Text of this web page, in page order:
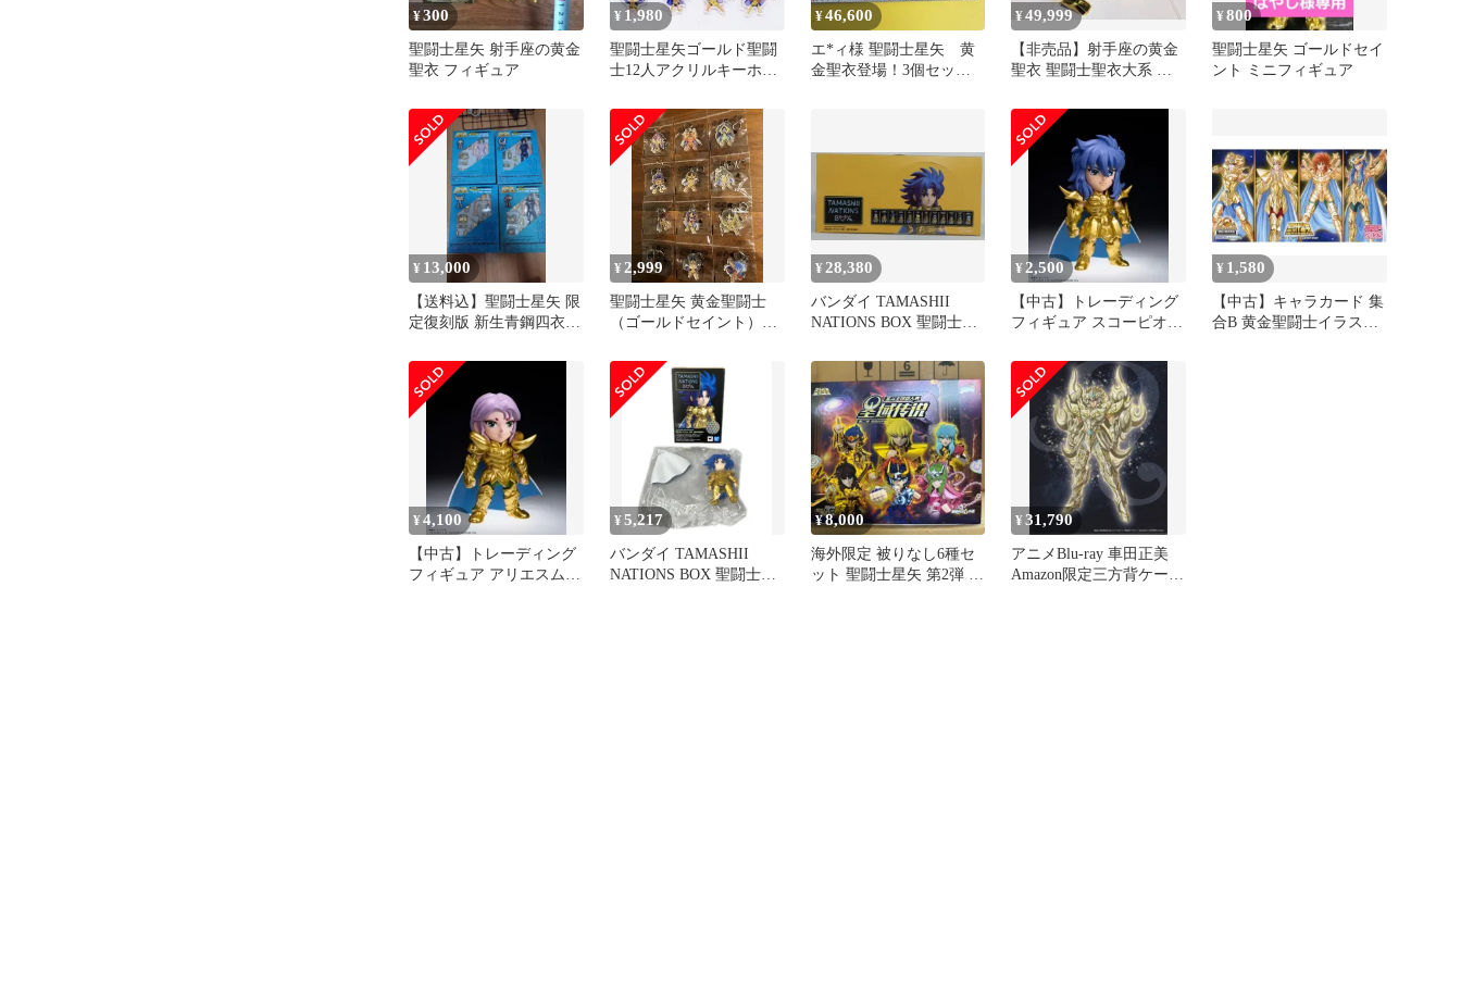
¥300
聖闘士星矢 射手座の黄金
聖衣 フィギュア
¥ 1,980
聖闘士星矢ゴールド聖闘
士12人アクリルキーホル
¥46,600
エ*ィ様 聖闘士星矢 黄
金聖衣登場！3個セッ
¥49,999
【非売品】射手座の黄金
聖衣 聖闘士聖衣大系 抽
矢
¥800
聖闘士星矢 ゴールドセイ
ント ミニフィギュア
¥ 13,000
【送料込】聖闘士星矢 限
定復刻版 新生青鋼四衣 4
¥2,999
聖闘士星矢 黄金聖闘士
（ゴールドセイント）ア
種セット
¥28,380
バンダイ TAMASHII
NATIONS BOX 聖闘士星
黄金聖 全12種セット
¥2,500
【中古】トレーディング
フィギュア スコーピオン
NATIONS BOX 聖闘士星
矢 ARTlized -集結!最強の
黄金聖闘士-」
¥ 1,580
【中古】キャラカード 集
合B 黄金聖闘士イラスト
¥4,100
【中古】トレーディング
フィギュア アリエスムウ
¥5,217
バンダイ TAMASHII
NATIONS BOX 聖闘士星
¥8,000
海外限定 被りなし6種セ
ット 聖闘士星矢 第2弾 ア
¥31,790
アニメBlu-ray 車田正美
Amazon限定三方背ケース